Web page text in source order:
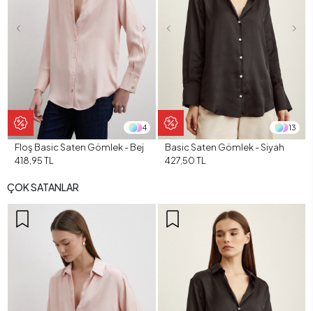
4
Floş Basic Saten Gömlek - Bej
418,95 TL
13
Basic Saten Gömlek - Siyah
427,50 TL
ÇOK SATANLAR